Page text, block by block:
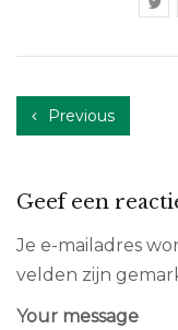
Previous
Geef een
Je e-mailadres
velden zijn
Your message